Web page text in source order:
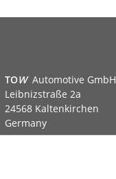
TOW Automotive GmbH
Leibnizstraße 2a
24568 Kaltenkirchen
Germany